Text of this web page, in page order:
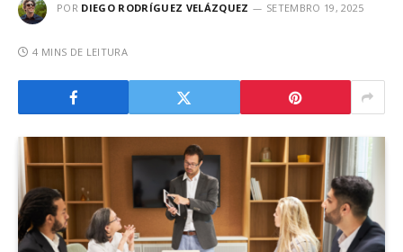
POR DIEGO RODRÍGUEZ VELÁZQUEZ SETEMBRO 19, 2025
4 MINS DE LEITURA